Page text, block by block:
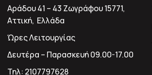
Αράδου 41 – 43 Ζωγράφου 15771,
Αττική, Ελλάδα
Ώρες Λειτουργίας
Δευτέρα – Παρασκευή 09.00-17.00
Τηλ: 2107797628